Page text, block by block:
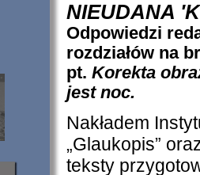
NIEUDANA
Odpowiedzi
rozdziałów na
pt. Korekta
jest noc.
Nakładem
„Glaukopis”
teksty